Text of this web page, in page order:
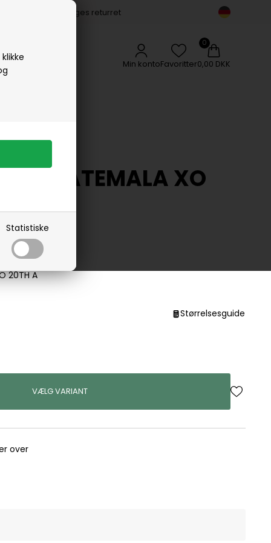
Statistiske
14 dages returret
Min kontoFavoritter0,00 DKK
Woods Copenhagen
GUATEMALA XO
20TH A
Størrelsesguide
VÆLG VARIANT
over